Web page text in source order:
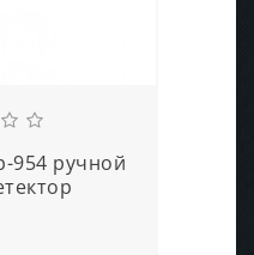
954 ручной